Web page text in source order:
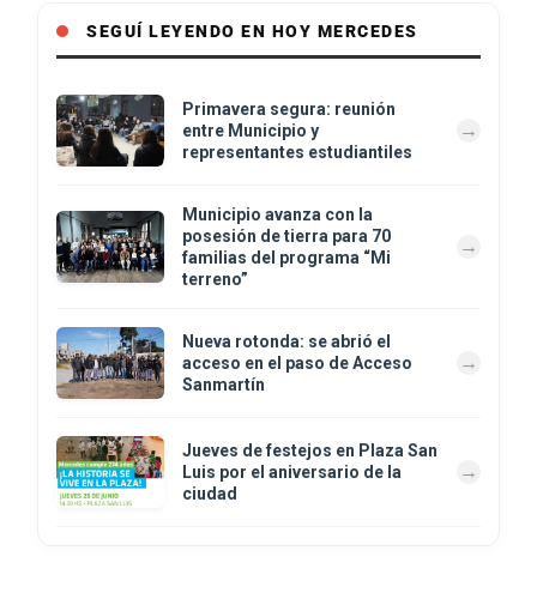
SEGUÍ LEYENDO EN HOY MERCEDES
Primavera segura: reunión
entre Municipio y
representantes estudiantiles
Municipio avanza con la
posesión de tierra para 70
familias del programa “Mi
terreno”
Nueva rotonda: se abrió el
acceso en el paso de Acceso
Sanmartín
Jueves de festejos en Plaza San
Luis por el aniversario de la
ciudad